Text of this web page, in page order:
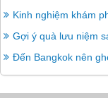
Kinh nghiệm khám
Gợi ý quà lưu niệm
Đến Bangkok nên